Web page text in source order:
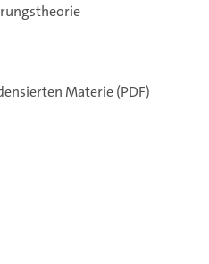
Materie (PDF)